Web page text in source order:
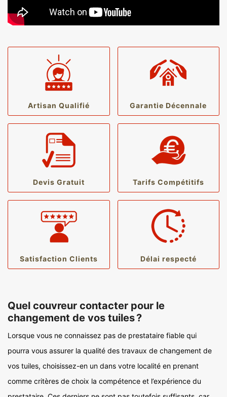
Artisan Qualifié Garantie Décennale
Devis Gratuit Tarifs Compétitifs
Satisfaction Clients Délai respecté
Quel couvreur contacter pour le
changement de vos tuiles ?
Lorsque vous ne connaissez pas de prestataire fiable qui
pourra vous assurer la qualité des travaux de changement de
vos tuiles, choisissez-en un dans votre localité en prenant
comme critères de choix la compétence et l’expérience du